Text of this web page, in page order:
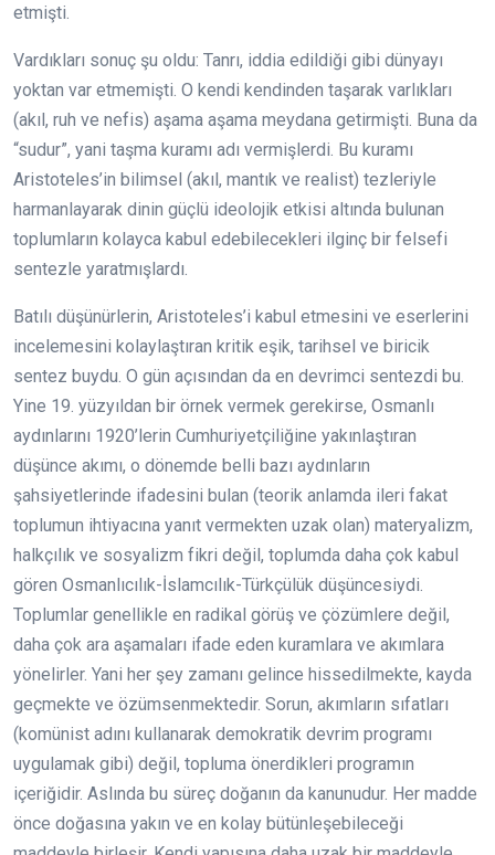
etmişti.
Vardıkları sonuç şu oldu: Tanrı, iddia edildiği gibi dünyayı
yoktan var etmemişti. O kendi kendinden taşarak varlıkları
(akıl, ruh ve nefis) aşama aşama meydana getirmişti. Buna da
“sudur”, yani taşma kuramı adı vermişlerdi. Bu kuramı
Aristoteles’in bilimsel (akıl, mantık ve realist) tezleriyle
harmanlayarak dinin güçlü ideolojik etkisi altında bulunan
toplumların kolayca kabul edebilecekleri ilginç bir felsefi
sentezle yaratmışlardı.
Batılı düşünürlerin, Aristoteles’i kabul etmesini ve eserlerini
incelemesini kolaylaştıran kritik eşik, tarihsel ve biricik
sentez buydu. O gün açısından da en devrimci sentezdi bu.
Yine 19. yüzyıldan bir örnek vermek gerekirse, Osmanlı
aydınlarını 1920’lerin Cumhuriyetçiliğine yakınlaştıran
düşünce akımı, o dönemde belli bazı aydınların
şahsiyetlerinde ifadesini bulan (teorik anlamda ileri fakat
toplumun ihtiyacına yanıt vermekten uzak olan) materyalizm,
halkçılık ve sosyalizm fikri değil, toplumda daha çok kabul
gören Osmanlıcılık-İslamcılık-Türkçülük düşüncesiydi.
Toplumlar genellikle en radikal görüş ve çözümlere değil,
daha çok ara aşamaları ifade eden kuramlara ve akımlara
yönelirler. Yani her şey zamanı gelince hissedilmekte, kayda
geçmekte ve özümsenmektedir. Sorun, akımların sıfatları
(komünist adını kullanarak demokratik devrim programı
uygulamak gibi) değil, topluma önerdikleri programın
içeriğidir. Aslında bu süreç doğanın da kanunudur. Her madde
önce doğasına yakın ve en kolay bütünleşebileceği